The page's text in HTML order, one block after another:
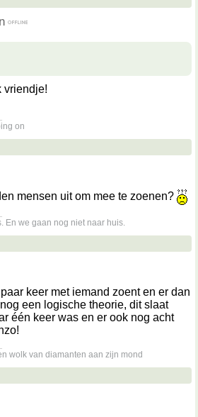
vriendje!
on
mensen uit om mee te zoenen?
En we gaan nog niet naar huis.
keer met iemand zoent en er dan
een logische theorie, dit slaat
één keer was en er ook nog acht
wolk van diamanten aan zijn mond